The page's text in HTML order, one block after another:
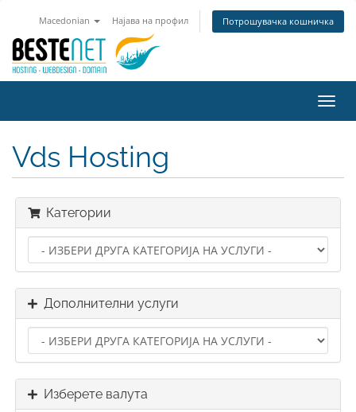
Macedonian Најава на профил Потрошувачка кошничка
ја
Vds Hosting
Категории
Дополнителни услуги
Изберете валута